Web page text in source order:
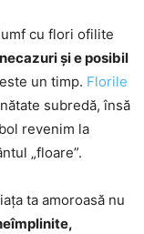
cu flori ofilite
și e posibil
un timp. Florile
subredă, însă
revenim la
„floare”.
ta amoroasă nu